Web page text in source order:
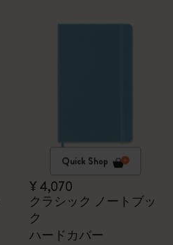
Quick Shop
¥ 4,070
クラシック ノートブッ
ク
ハードカバー